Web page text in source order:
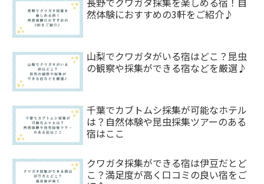
然体験におすすめの3軒をご紹介♪
山梨でクワガタがいる宿はどこ？昆虫
の観察や採集ができる宿などを厳選♪
千葉でカブトムシ採集が可能なホテル
は？自然体験や昆虫採集ツアーのある
宿はここ
クワガタ採集ができる宿は伊豆だとど
こ？満足度が高く口コミの良い宿をご